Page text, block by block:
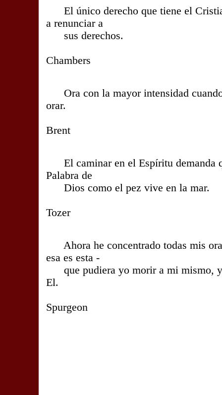
El único derecho que tiene el
a renunciar a
sus derechos.
Chambers
Ora con la mayor intensidad
orar.
Brent
El caminar en el Espíritu demanda
Palabra de
Dios como el pez vive en la mar.
Tozer
Ahora he concentrado todas mis
esa es esta -
que pudiera yo morir a mi mismo,
El.
Spurgeon